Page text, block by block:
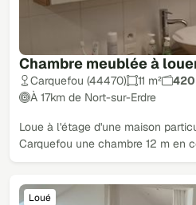
Chambre meublée à
Carquefou (44470) 11 m²
À 17km de Nort-sur-Erdre
Loue à l'étage d'une maison
Carquefou une chambre 12 m en
Loué